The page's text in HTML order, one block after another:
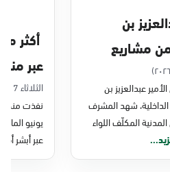
- حي الشاطئ
ضاحية الملك فهد
بن
مشاريع
الإلكترونية
عبدالعزيز بن
شهد المشرف
المكلّف اللواء
عبر
الثلاثاء 7 صفر 1448
نفذت منصة
عبر أبشر